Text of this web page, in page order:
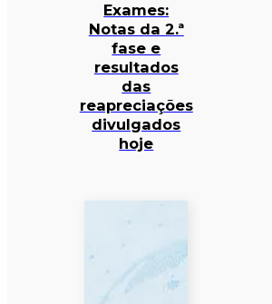
Exames:
Notas da 2.ª
fase e
resultados
das
reapreciações
divulgados
hoje